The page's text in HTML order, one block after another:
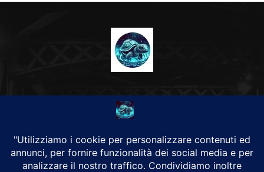
CHI SIAMO
Alground Geopolitica e Cyberwarfare.
Da una idea di Brunilde Trizio